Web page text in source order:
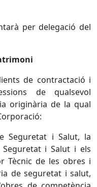
per delegació del
de contractació i
de qualsevol
originària de la qual
Seguretat i Salut, la
i Salut i els
Tècnic de les obres i
de seguretat i salut,